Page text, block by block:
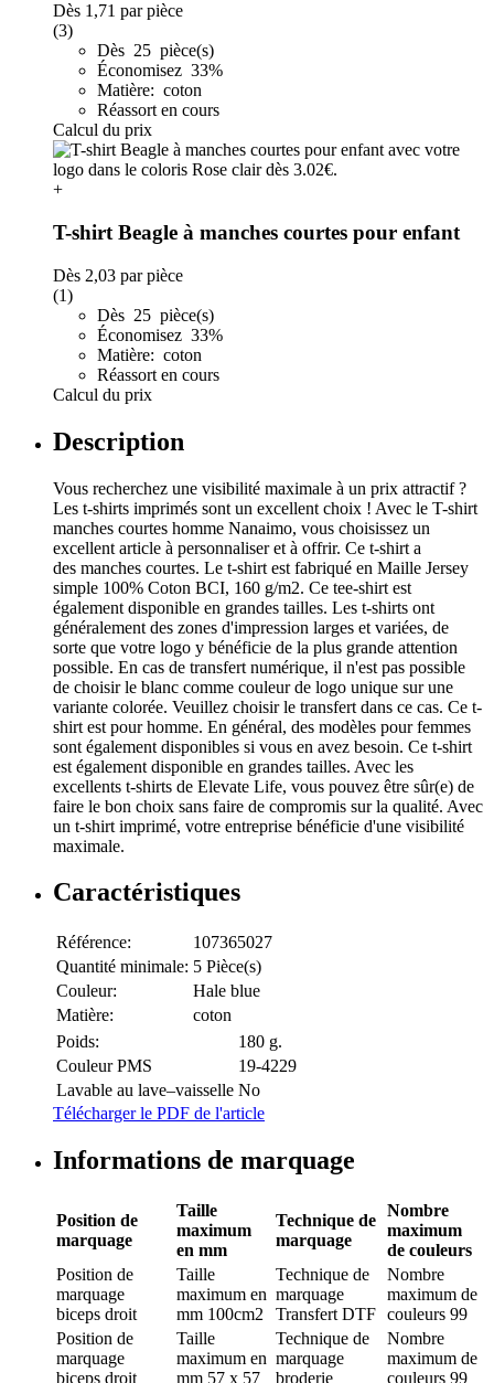
Dès 1,71 par pièce
(3)
Dès 25 pièce(s)
Économisez 33%
Matière: coton
Réassort en cours
Calcul du prix
+
T-shirt Beagle à manches courtes pour enfant
Dès 2,03 par pièce
(1)
Dès 25 pièce(s)
Économisez 33%
Matière: coton
Réassort en cours
Calcul du prix
Description
Vous recherchez une visibilité maximale à un prix attractif ?
Les t-shirts imprimés sont un excellent choix ! Avec le T-shirt
manches courtes homme Nanaimo, vous choisissez un
excellent article à personnaliser et à offrir. Ce t-shirt a
des manches courtes. Le t-shirt est fabriqué en Maille Jersey
simple 100% Coton BCI, 160 g/m2. Ce tee-shirt est
également disponible en grandes tailles. Les t-shirts ont
généralement des zones d'impression larges et variées, de
sorte que votre logo y bénéficie de la plus grande attention
possible. En cas de transfert numérique, il n'est pas possible
de choisir le blanc comme couleur de logo unique sur une
variante colorée. Veuillez choisir le transfert dans ce cas. Ce t-
shirt est pour homme. En général, des modèles pour femmes
sont également disponibles si vous en avez besoin. Ce t-shirt
est également disponible en grandes tailles. Avec les
excellents t-shirts de Elevate Life, vous pouvez être sûr(e) de
faire le bon choix sans faire de compromis sur la qualité. Avec
un t-shirt imprimé, votre entreprise bénéficie d'une visibilité
maximale.
Caractéristiques
Référence:
107365027
Quantité minimale: 5 Pièce(s)
Couleur:
Hale blue
Matière:
coton
Poids:
180 g.
Couleur PMS
19-4229
Lavable au lave–vaisselle No
Télécharger le PDF de l'article
Informations de marquage
Position de
marquage
Taille
maximum
en mm
Technique de
marquage
Nombre
maximum
de couleurs
Position de
marquage
biceps droit
Taille
maximum en
mm 100cm2
Technique de
marquage
Transfert DTF
Nombre
maximum de
couleurs 99
Position de
marquage
biceps droit
Taille
maximum en
mm 57 x 57
Technique de
marquage
broderie
Nombre
maximum de
couleurs 99